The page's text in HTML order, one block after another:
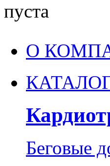
пуста
О
Беговые